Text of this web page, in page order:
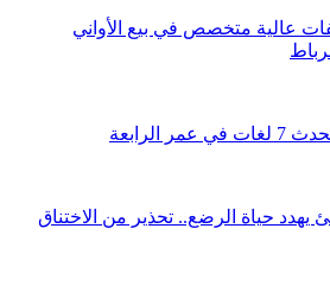
عالية متخصص في بيع الأواني
الرابعة
حياة الرضع.. تحذير من الاختناق